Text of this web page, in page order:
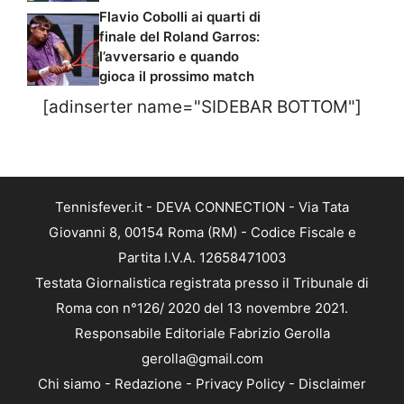
Flavio Cobolli ai quarti di
finale del Roland Garros:
l’avversario e quando
gioca il prossimo match
[adinserter name="SIDEBAR BOTTOM"]
Tennisfever.it - DEVA CONNECTION - Via Tata
Giovanni 8, 00154 Roma (RM) - Codice Fiscale e
Partita I.V.A. 12658471003
Testata Giornalistica registrata presso il Tribunale di
Roma con n°126/ 2020 del 13 novembre 2021.
Responsabile Editoriale Fabrizio Gerolla
gerolla@gmail.com
Chi siamo - Redazione - Privacy Policy - Disclaimer